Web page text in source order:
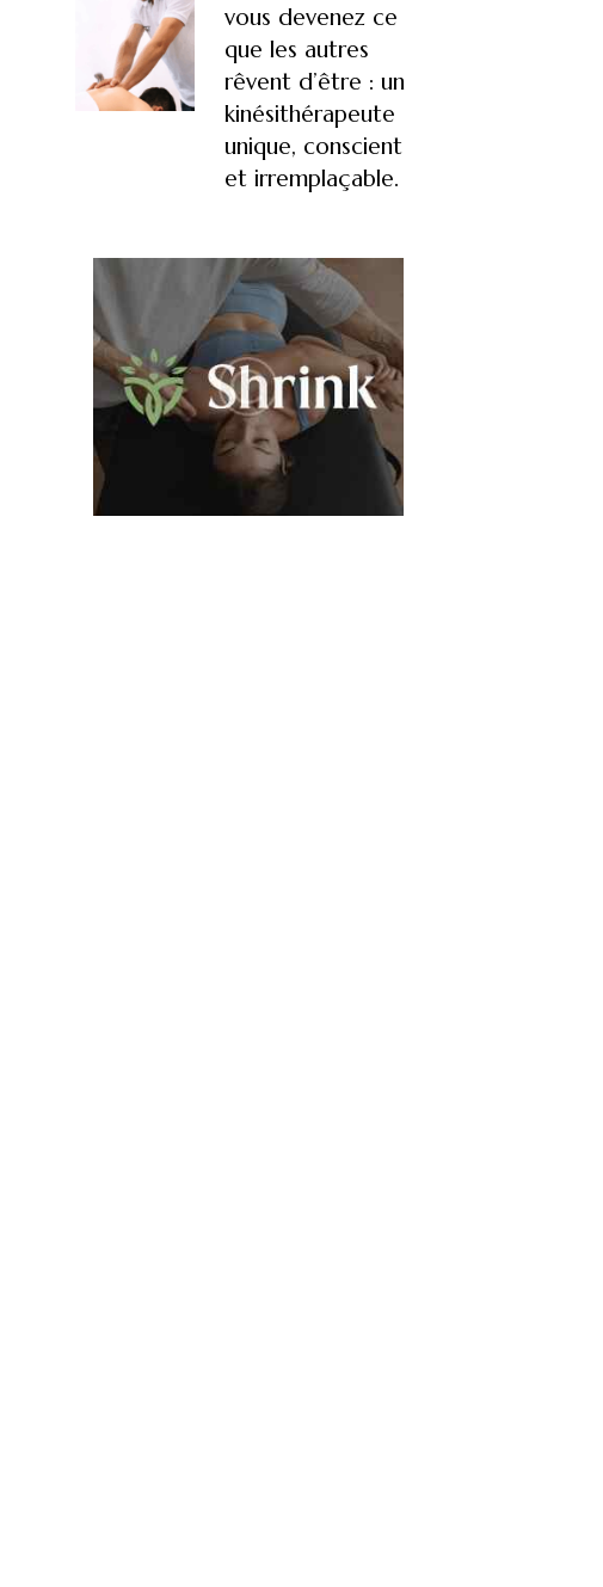
vous devenez ce
que les autres
rêvent d’être : un
kinésithérapeute
unique, conscient
et irremplaçable.